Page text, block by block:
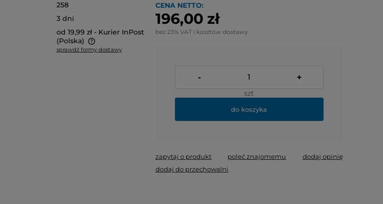
258
3 dni
od 19,99 zł - Kurier InPost
(Polska)
sprawdź formy dostawy
CENA NETTO:
196,00 zł
bez 23% VAT i kosztów dostawy
- +
szt
do koszyka
zapytaj o produkt poleć znajomemu
dodaj opinię
dodaj do przechowalni